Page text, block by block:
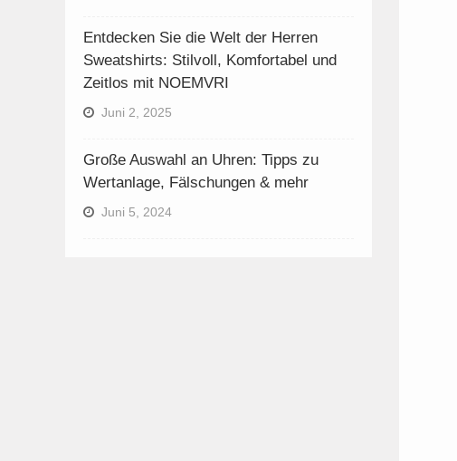
Entdecken Sie die Welt der Herren
Sweatshirts: Stilvoll, Komfortabel und
Zeitlos mit NOEMVRI
Juni 2, 2025
Große Auswahl an Uhren: Tipps zu
Wertanlage, Fälschungen & mehr
Juni 5, 2024